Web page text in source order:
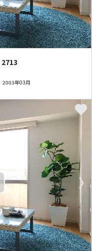
2713
2003年03月
〉